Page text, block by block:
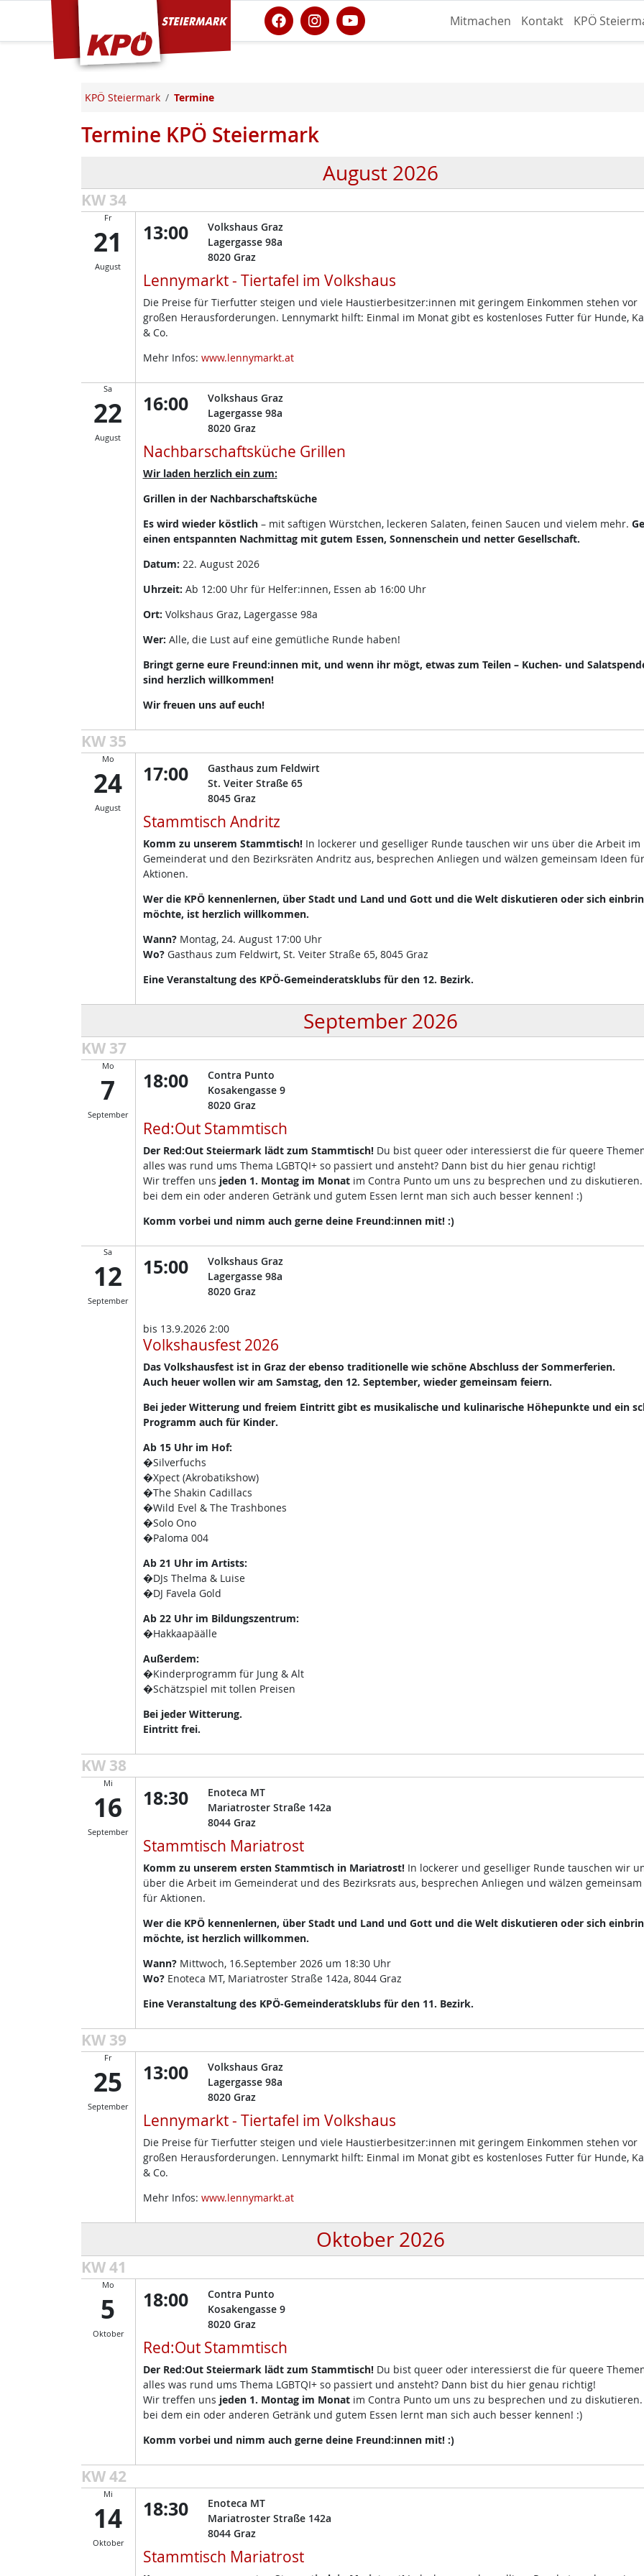
KPÖ Steiermark Mitmachen Kontakt KPÖ
KPÖ Steiermark Termine
Termine KPÖ Steiermark
August 2026
KW 34
Fr
21
August
13:00
Volkshaus Graz
Lagergasse 98a
8020 Graz
Lennymarkt - Tiertafel im Volkshaus
Die Preise für Tierfutter steigen und viele Haustierbesitzer:innen mit geringem Einkommen stehen vor
großen Herausforderungen. Lennymarkt hilft: Einmal im Monat gibt es kostenloses Futter für Hunde,
& Co.
Mehr Infos: www.lennymarkt.at
Sa
22
August
16:00
Volkshaus Graz
Lagergasse 98a
8020 Graz
Nachbarschaftsküche Grillen
Wir laden herzlich ein zum:
Grillen in der Nachbarschaftsküche
Es wird wieder köstlich – mit saftigen Würstchen, leckeren Salaten, feinen Saucen und vielem mehr.
einen entspannten Nachmittag mit gutem Essen, Sonnenschein und netter Gesellschaft.
Datum: 22. August 2026
Uhrzeit: Ab 12:00 Uhr für Helfer:innen, Essen ab 16:00 Uhr
Ort: Volkshaus Graz, Lagergasse 98a
Wer: Alle, die Lust auf eine gemütliche Runde haben!
Bringt gerne eure Freund:innen mit, und wenn ihr mögt, etwas zum Teilen – Kuchen- und
sind herzlich willkommen!
Wir freuen uns auf euch!
KW 35
Mo
24
August
17:00
Gasthaus zum Feldwirt
St. Veiter Straße 65
8045 Graz
Stammtisch Andritz
Komm zu unserem Stammtisch!In lockerer und geselliger Runde tauschen wir uns über die Arbeit im
Gemeinderat und den Bezirksräten Andritz aus, besprechen Anliegen und wälzen gemeinsam Ideen für
Aktionen.
Wer die KPÖ kennenlernen, über Stadt und Land und Gott und die Welt diskutieren oder sich
möchte, ist herzlich willkommen.
Wann?Montag, 24. August 17:00 Uhr
Wo?Gasthaus zum Feldwirt, St. Veiter Straße 65, 8045 Graz
Eine Veranstaltung des KPÖ-Gemeinderatsklubs für den 12. Bezirk.
September 2026
KW 37
Mo
7
September
18:00
Contra Punto
Kosakengasse 9
8020 Graz
Red:Out Stammtisch
Der Red:Out Steiermark lädt zum Stammtisch!Du bist queer oder interessierst die für queere
alles was rund ums Thema LGBTQI+ so passiert und ansteht? Dann bist du hier genau richtig!
Wir treffen uns jeden 1. Montag im Monat im Contra Punto um uns zu besprechen und zu
bei dem ein oder anderen Getränk und gutem Essen lernt man sich auch besser kennen! :)
Komm vorbei und nimm auch gerne deine Freund:innen mit! :)
Sa
12
September
15:00
Volkshaus Graz
Lagergasse 98a
8020 Graz
bis 13.9.2026 2:00
Volkshausfest 2026
Das Volkshausfest ist in Graz der ebenso traditionelle wie schöne Abschluss der Sommerferien.
Auch heuer wollen wir am Samstag, den 12. September, wieder gemeinsam feiern.
Bei jeder Witterung und freiem Eintritt gibt es musikalische und kulinarische Höhepunkte und ein
Programm auch für Kinder.
Ab 15 Uhr im Hof:
�Silverfuchs
�Xpect (Akrobatikshow)
�The Shakin Cadillacs
�Wild Evel & The Trashbones
�Solo Ono
�Paloma 004
Ab 21 Uhr im Artists:
�DJs Thelma & Luise
�DJ Favela Gold
Ab 22 Uhr im Bildungszentrum:
�Hakkaapäälle
Außerdem:
�Kinderprogramm für Jung & Alt
�Schätzspiel mit tollen Preisen
Bei jeder Witterung.
Eintritt frei.
KW 38
Mi
16
September
18:30
Enoteca MT
Mariatroster Straße 142a
8044 Graz
Stammtisch Mariatrost
Komm zu unserem ersten Stammtisch in Mariatrost!In lockerer und geselliger Runde tauschen wir
über die Arbeit im Gemeinderat und des Bezirksrats aus, besprechen Anliegen und wälzen gemeinsam
für Aktionen.
Wer die KPÖ kennenlernen, über Stadt und Land und Gott und die Welt diskutieren oder sich
möchte, ist herzlich willkommen.
Wann?Mittwoch, 16.September 2026 um 18:30 Uhr
Wo?Enoteca MT, Mariatroster Straße 142a, 8044 Graz
Eine Veranstaltung des KPÖ-Gemeinderatsklubs für den 11. Bezirk.
KW 39
Fr
25
September
13:00
Volkshaus Graz
Lagergasse 98a
8020 Graz
Lennymarkt - Tiertafel im Volkshaus
Die Preise für Tierfutter steigen und viele Haustierbesitzer:innen mit geringem Einkommen stehen vor
großen Herausforderungen. Lennymarkt hilft: Einmal im Monat gibt es kostenloses Futter für Hunde,
& Co.
Mehr Infos: www.lennymarkt.at
Oktober 2026
KW 41
Mo
5
Oktober
18:00
Contra Punto
Kosakengasse 9
8020 Graz
Red:Out Stammtisch
Der Red:Out Steiermark lädt zum Stammtisch! Du bist queer oder interessierst die für queere
alles was rund ums Thema LGBTQI+ so passiert und ansteht? Dann bist du hier genau richtig!
Wir treffen uns jeden 1. Montag im Monatim Contra Punto um uns zu besprechen und zu
bei dem ein oder anderen Getränk und gutem Essen lernt man sich auch besser kennen! :)
Komm vorbei und nimm auch gerne deine Freund:innen mit! :)
KW 42
Mi
14
Oktober
18:30
Enoteca MT
Mariatroster Straße 142a
8044 Graz
Stammtisch Mariatrost